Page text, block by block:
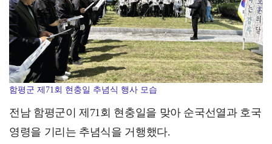
함평군 제71회 현충일 추념식 행사 모습
전남 함평군이 제71회 현충일을 맞아 순국선열과 호국
영령을 기리는 추념식을 거행했다.